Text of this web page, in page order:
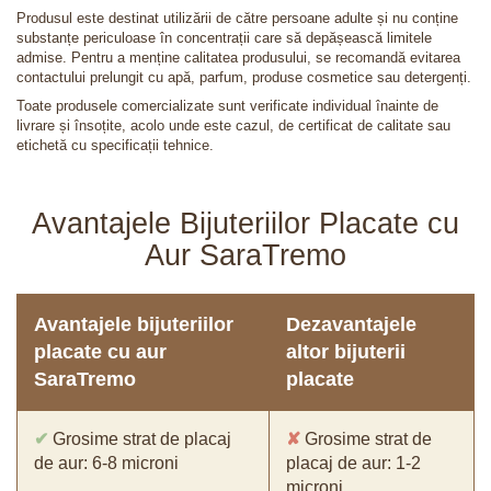
Produsul este destinat utilizării de către persoane adulte și nu conține
substanțe periculoase în concentrații care să depășească limitele
admise. Pentru a menține calitatea produsului, se recomandă evitarea
contactului prelungit cu apă, parfum, produse cosmetice sau detergenți.
Toate produsele comercializate sunt verificate individual înainte de
livrare și însoțite, acolo unde este cazul, de certificat de calitate sau
etichetă cu specificații tehnice.
Avantajele Bijuteriilor Placate cu
Aur SaraTremo
Avantajele bijuteriilor
placate cu aur
SaraTremo
Dezavantajele
altor bijuterii
placate
✔ Grosime strat de placaj
de aur: 6-8 microni
✘ Grosime strat de
placaj de aur: 1-2